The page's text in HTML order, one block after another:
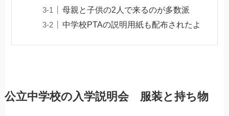
母親と子供の2人で来るのが多数派
中学校PTAの説明用紙も配布されたよ
公立中学校の入学説明会 服装と持ち物